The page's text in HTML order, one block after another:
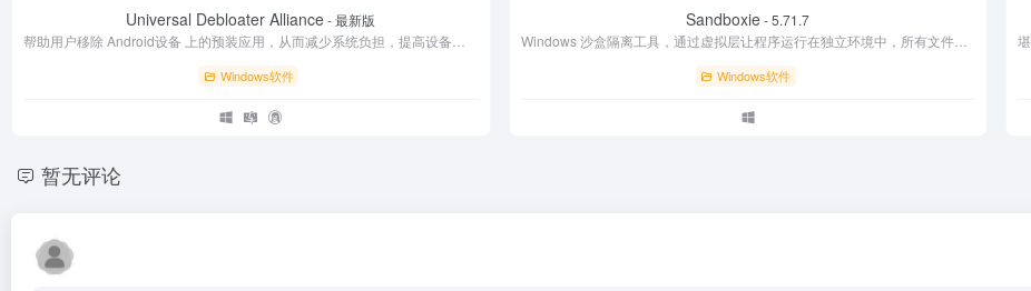
Universal Debloater Alliance- 最新版
Windows软件
Sandboxie- 5.71.7
Windows 沙盒隔离工具，通过虚拟层让程序运行在独立环境中，所有文件、注册表、网络变动均被重定向，关闭沙盒即可一键抹除，保护真实系统永久不被修改 。
Windows软件
暂无评论